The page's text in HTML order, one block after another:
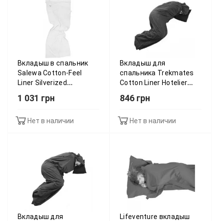
Вкладыш в спальник
Salewa Cotton-Feel
Liner Silverized
1 031 грн
Нет в наличии
Вкладыш для
спальника Trekmates
Cotton Liner Hotelier
846 грн
Нет в наличии
Вкладыш для
Lifeventure вкладыш